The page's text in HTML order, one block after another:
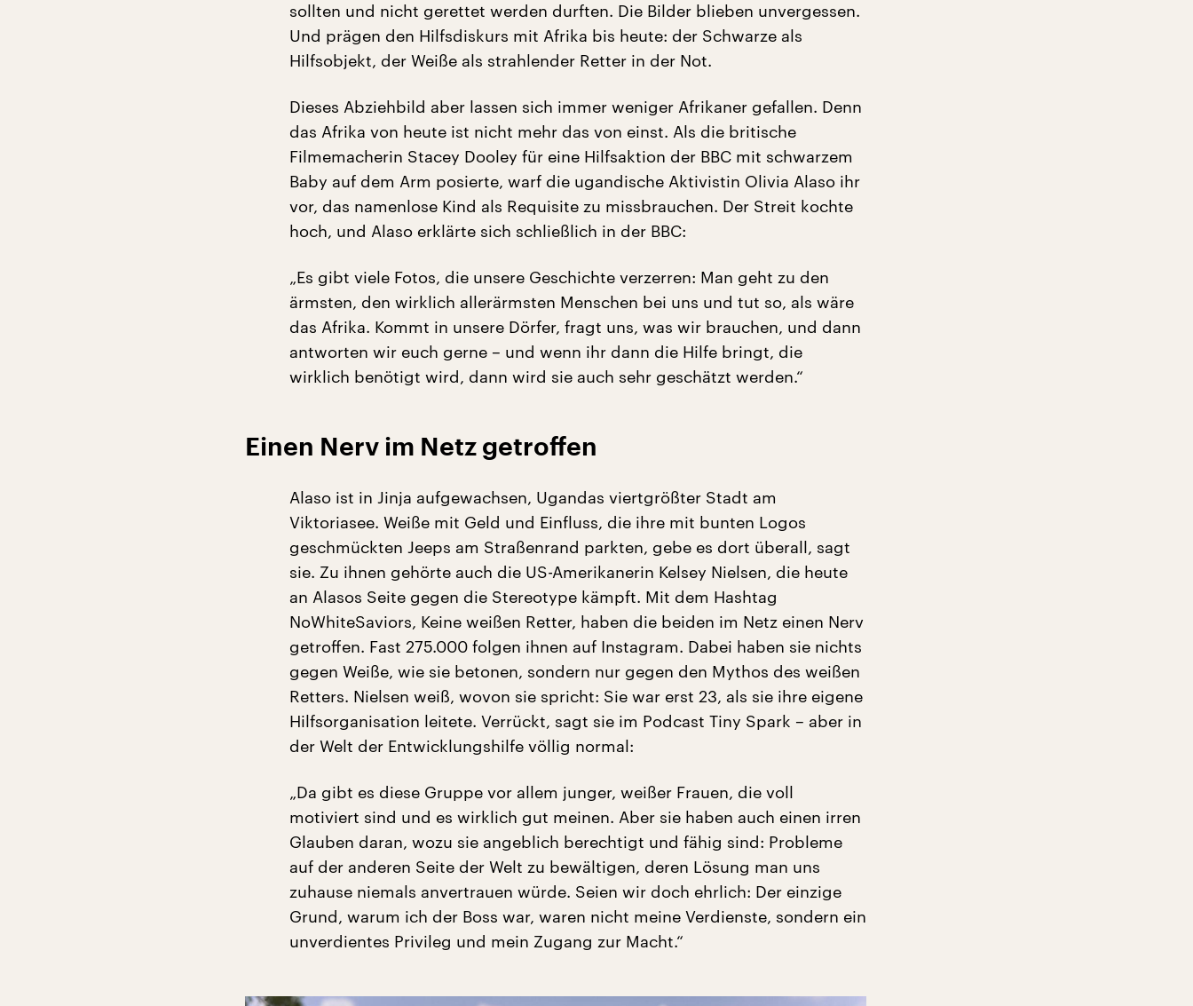
sollten und nicht gerettet werden durften. Die Bilder blieben unvergessen.
Und prägen den Hilfsdiskurs mit Afrika bis heute: der Schwarze als
Hilfsobjekt, der Weiße als strahlender Retter in der Not.
Dieses Abziehbild aber lassen sich immer weniger Afrikaner gefallen. Denn
das Afrika von heute ist nicht mehr das von einst. Als die britische
Filmemacherin Stacey Dooley für eine Hilfsaktion der BBC mit schwarzem
Baby auf dem Arm posierte, warf die ugandische Aktivistin Olivia Alaso ihr
vor, das namenlose Kind als Requisite zu missbrauchen. Der Streit kochte
hoch, und Alaso erklärte sich schließlich in der BBC:
„Es gibt viele Fotos, die unsere Geschichte verzerren: Man geht zu den
ärmsten, den wirklich allerärmsten Menschen bei uns und tut so, als wäre
das Afrika. Kommt in unsere Dörfer, fragt uns, was wir brauchen, und dann
antworten wir euch gerne – und wenn ihr dann die Hilfe bringt, die
wirklich benötigt wird, dann wird sie auch sehr geschätzt werden.“
Einen Nerv im Netz getroffen
Alaso ist in Jinja aufgewachsen, Ugandas viertgrößter Stadt am
Viktoriasee. Weiße mit Geld und Einfluss, die ihre mit bunten Logos
geschmückten Jeeps am Straßenrand parkten, gebe es dort überall, sagt
sie. Zu ihnen gehörte auch die US-Amerikanerin Kelsey Nielsen, die heute
an Alasos Seite gegen die Stereotype kämpft. Mit dem Hashtag
NoWhiteSaviors, Keine weißen Retter, haben die beiden im Netz einen Nerv
getroffen. Fast 275.000 folgen ihnen auf Instagram. Dabei haben sie nichts
gegen Weiße, wie sie betonen, sondern nur gegen den Mythos des weißen
Retters. Nielsen weiß, wovon sie spricht: Sie war erst 23, als sie ihre eigene
Hilfsorganisation leitete. Verrückt, sagt sie im Podcast Tiny Spark – aber in
der Welt der Entwicklungshilfe völlig normal:
„Da gibt es diese Gruppe vor allem junger, weißer Frauen, die voll
motiviert sind und es wirklich gut meinen. Aber sie haben auch einen irren
Glauben daran, wozu sie angeblich berechtigt und fähig sind: Probleme
auf der anderen Seite der Welt zu bewältigen, deren Lösung man uns
zuhause niemals anvertrauen würde. Seien wir doch ehrlich: Der einzige
Grund, warum ich der Boss war, waren nicht meine Verdienste, sondern ein
unverdientes Privileg und mein Zugang zur Macht.“